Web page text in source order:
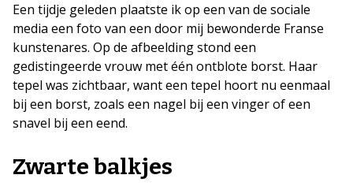
Een tijdje geleden plaatste ik op een van de sociale
media een foto van een door mij bewonderde Franse
kunstenares. Op de afbeelding stond een
gedistingeerde vrouw met één ontblote borst. Haar
tepel was zichtbaar, want een tepel hoort nu eenmaal
bij een borst, zoals een nagel bij een vinger of een
snavel bij een eend.
Zwarte balkjes